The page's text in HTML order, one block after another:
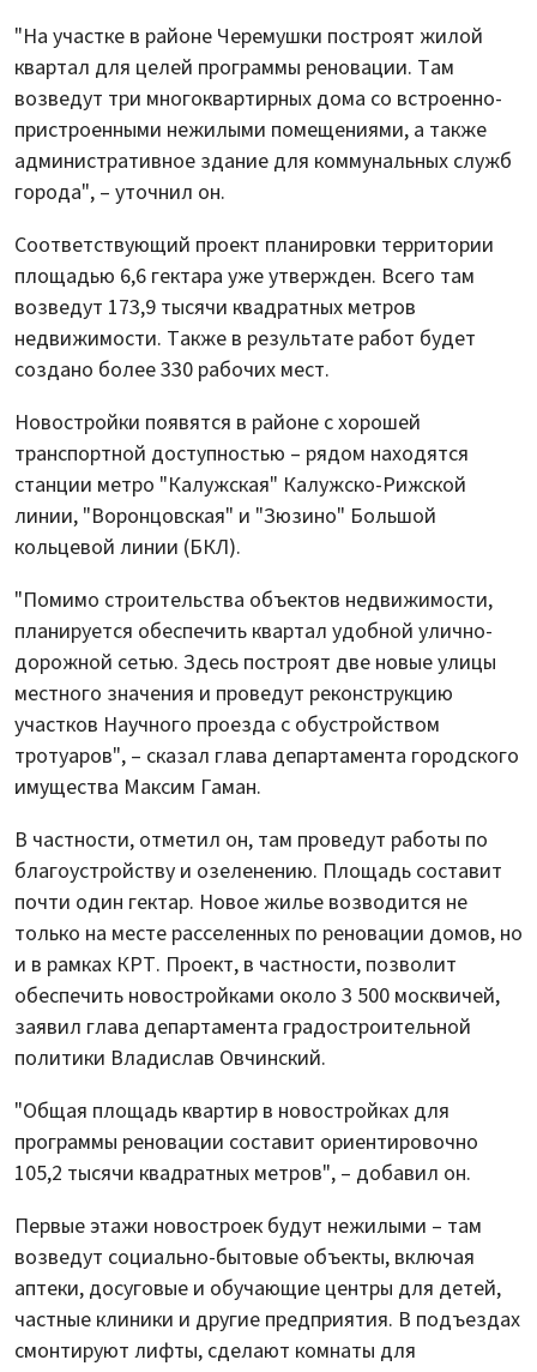
"На участке в районе Черемушки построят жилой
квартал для целей программы реновации. Там
возведут три многоквартирных дома со встроенно-
пристроенными нежилыми помещениями, а также
административное здание для коммунальных служб
города", – уточнил он.
Соответствующий проект планировки территории
площадью 6,6 гектара уже утвержден. Всего там
возведут 173,9 тысячи квадратных метров
недвижимости. Также в результате работ будет
создано более 330 рабочих мест.
Новостройки появятся в районе с хорошей
транспортной доступностью – рядом находятся
станции метро "Калужская" Калужско-Рижской
линии, "Воронцовская" и "Зюзино" Большой
кольцевой линии (БКЛ).
"Помимо строительства объектов недвижимости,
планируется обеспечить квартал удобной улично-
дорожной сетью. Здесь построят две новые улицы
местного значения и проведут реконструкцию
участков Научного проезда с обустройством
тротуаров", – сказал глава департамента городского
имущества Максим Гаман.
В частности, отметил он, там проведут работы по
благоустройству и озеленению. Площадь составит
почти один гектар. Новое жилье возводится не
только на месте расселенных по реновации домов, но
и в рамках КРТ. Проект, в частности, позволит
обеспечить новостройками около 3 500 москвичей,
заявил глава департамента градостроительной
политики Владислав Овчинский.
"Общая площадь квартир в новостройках для
программы реновации составит ориентировочно
105,2 тысячи квадратных метров", – добавил он.
Первые этажи новостроек будут нежилыми – там
возведут социально-бытовые объекты, включая
аптеки, досуговые и обучающие центры для детей,
частные клиники и другие предприятия. В подъездах
смонтируют лифты, сделают комнаты для